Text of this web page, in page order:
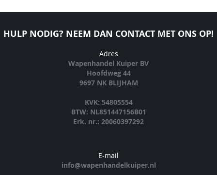
HULP NODIG? NEEM DAN CONTACT MET ONS OP!
Adres
Wapenhandel Kuiper BV
Hoofdweg 44
9697 NK BLIJHAM
KVK: 54805554
BTW: NL851447156B01
Erk. nr.: 20060397292
E-mail
info@wapenhandelkuiper.nl